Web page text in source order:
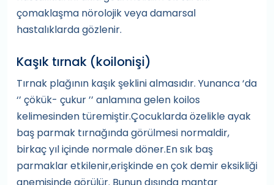
çomaklaşma nörolojik veya damarsal
hastalıklarda gözlenir.
Kaşık tırnak (koilonişi)
Tırnak plağının kaşık şeklini almasıdır. Yunanca ‘da
‘’ çökük- çukur ’’ anlamına gelen koilos
kelimesinden türemiştir.Çocuklarda özelikle ayak
baş parmak tırnağında görülmesi normaldir,
birkaç yıl içinde normale döner.En sık baş
parmaklar etkilenir,erişkinde en çok demir eksikliği